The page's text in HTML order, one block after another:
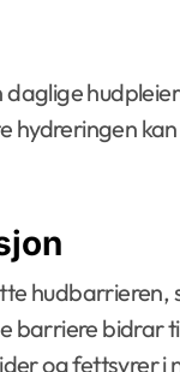
daglige
hydreringen
hudbarrieren,
barriere bidrar
og fettsyrer i